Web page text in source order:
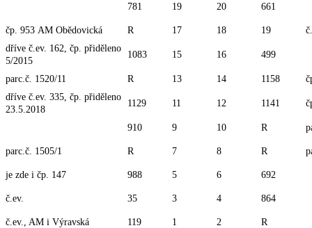
781 19 20 661
čp. 953 AM Obědovická R 17 18 19
dříve č.ev. 162, čp. přiděleno
5/2015
1083 15 16 499
parc.č. 1520/11 R 13 14 1158
dříve č.ev. 335, čp. přiděleno
23.5.2018
1129 11 12 1141
910 9 10 R
parc.č. 1505/1 R 7 8 R
je zde i čp. 147 988 5 6 692
č.ev. 35 3 4 864
č.ev., AM i Výravská 119 1 2 R